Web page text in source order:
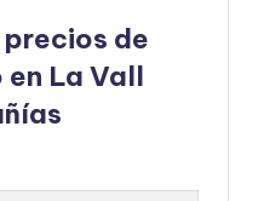
de
La Vall